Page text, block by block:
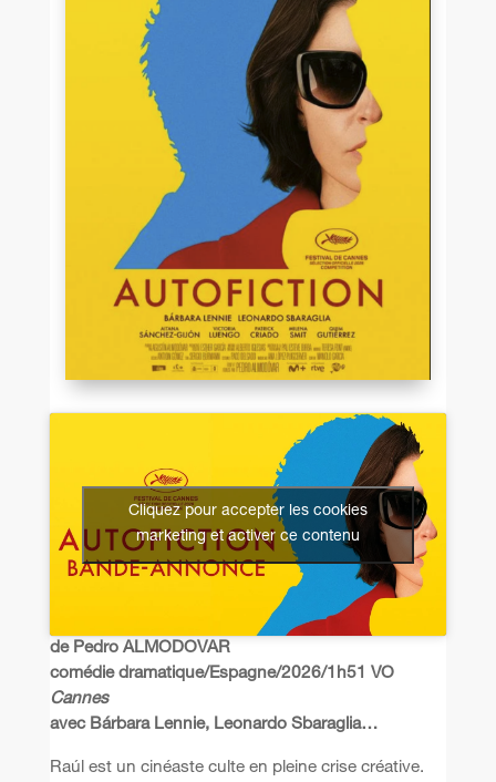
Cliquez pour accepter les cookies
marketing et activer ce contenu
de Pedro ALMODOVAR
comédie dramatique/Espagne/2026/1h51 VO
Cannes
avec Bárbara Lennie, Leonardo Sbaraglia…
Raúl est un cinéaste culte en pleine crise créative.